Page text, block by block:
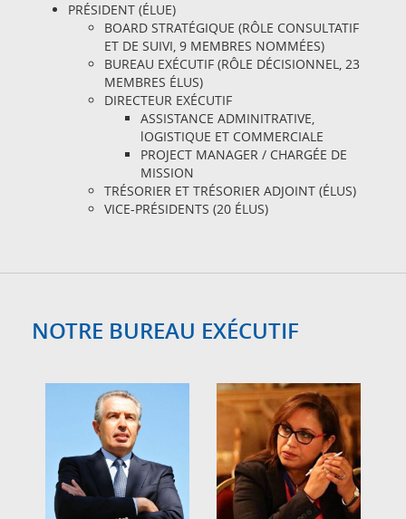
PRÉSIDENT (ÉLUE)
BOARD STRATÉGIQUE (RÔLE CONSULTATIF
ET DE SUIVI, 9 MEMBRES NOMMÉES)
BUREAU EXÉCUTIF (RÔLE DÉCISIONNEL, 23
MEMBRES ÉLUS)
DIRECTEUR EXÉCUTIF
ASSISTANCE ADMINITRATIVE,
lOGISTIQUE ET COMMERCIALE
PROJECT MANAGER / CHARGÉE DE
MISSION
TRÉSORIER ET TRÉSORIER ADJOINT (ÉLUS)
VICE-PRÉSIDENTS (20 ÉLUS)
NOTRE BUREAU EXÉCUTIF